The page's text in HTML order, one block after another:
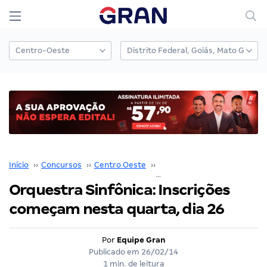
Início ›› Concursos ›› Centro Oeste ››
Orquestra Sinfônica: Inscrições
começam nesta quarta, dia 26
Por Equipe Gran
Publicado em 26/02/14
1 min. de leitura